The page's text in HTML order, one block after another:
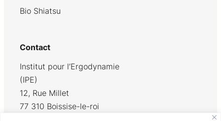
Bio Shiatsu
Contact
Institut pour l’Ergodynamie
(IPE)
12, Rue Millet
77 310 Boissise-le-roi